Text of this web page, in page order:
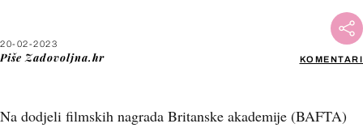
20-02-2023
Piše Zadovoljna.hr KOMENTARI
Na dodjeli filmskih nagrada Britanske akademije (BAFTA)